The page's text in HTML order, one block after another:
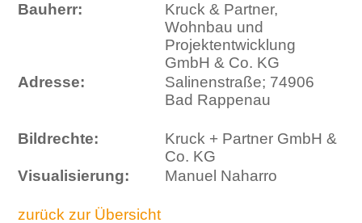
zurück zur Übersicht
Bauherr:
Kruck & Partner,
Wohnbau und
Projektentwicklung
GmbH & Co. KG
Adresse:
Salinenstraße; 74906
Bad Rappenau
Bildrechte:
Kruck + Partner GmbH &
Co. KG
Visualisierung:
Manuel Naharro